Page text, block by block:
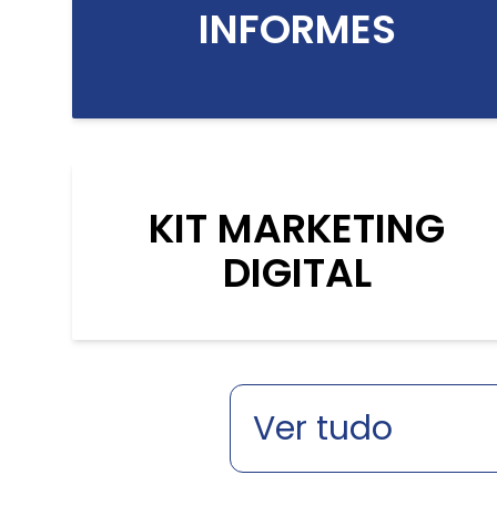
INFORMES
KIT MARKETING
DIGITAL